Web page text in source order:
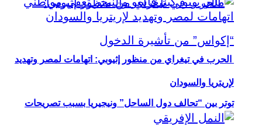
توتر بين “تحالف دول الساحل” ونيجيريا بسبب تصريحات
الحرب في تيغراي من منظور إثيوبي: اتهامات لمصر وتهديد
لإريتريا والسودان